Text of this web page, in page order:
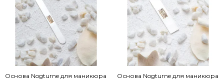
Основа Nogturne для маникюра
Основа Nogturne для маникюра